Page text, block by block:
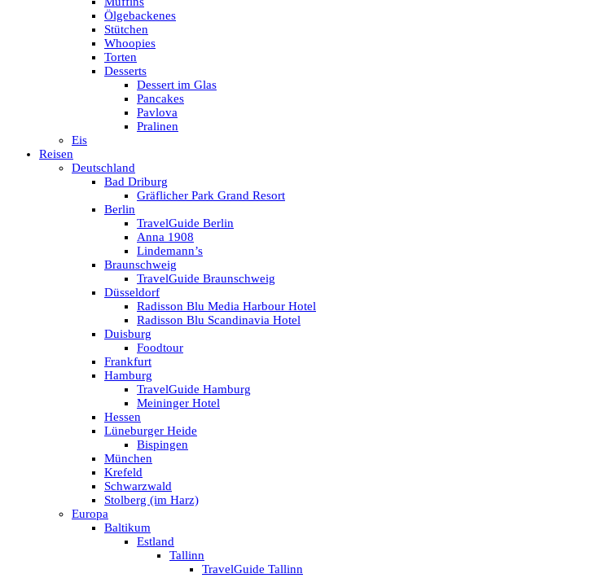
Ölgebackenes
Stütchen
Whoopies
Torten
Desserts
Dessert im Glas
Pancakes
Pavlova
Pralinen
Eis
Reisen
Deutschland
Bad Driburg
Gräflicher Park Grand Resort
Berlin
TravelGuide Berlin
Anna 1908
Lindemann’s
Braunschweig
TravelGuide Braunschweig
Düsseldorf
Radisson Blu Media Harbour Hotel
Radisson Blu Scandinavia Hotel
Duisburg
Foodtour
Frankfurt
Hamburg
TravelGuide Hamburg
Meininger Hotel
Hessen
Lüneburger Heide
Bispingen
München
Krefeld
Schwarzwald
Stolberg (im Harz)
Europa
Baltikum
Estland
Tallinn
TravelGuide Tallinn